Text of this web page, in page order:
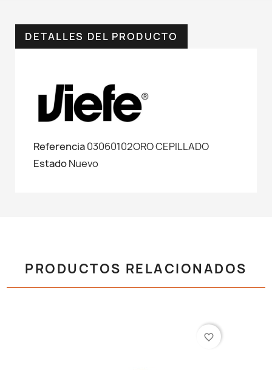
DETALLES DEL PRODUCTO
Referencia03060102ORO CEPILLADO
EstadoNuevo
PRODUCTOS RELACIONADOS
favorite_border